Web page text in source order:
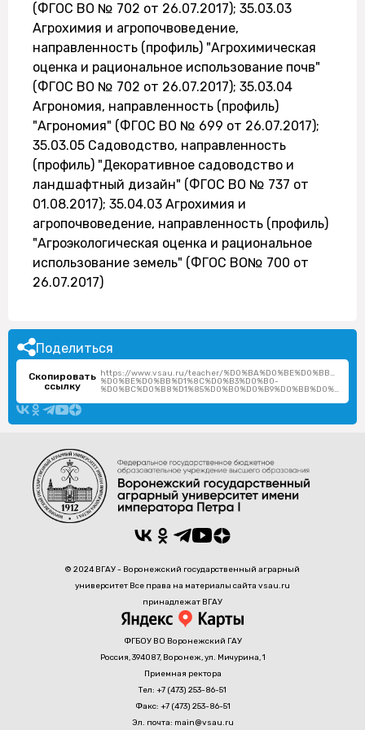
(ФГОС ВО № 702 от 26.07.2017); 35.03.03
Агрохимия и агропочвоведение,
направленность (профиль) "Агрохимическая
оценка и рациональное использование почв"
(ФГОС ВО № 702 от 26.07.2017); 35.03.04
Агрономия, направленность (профиль)
"Агрономия" (ФГОС ВО № 699 от 26.07.2017);
35.03.05 Садоводство, направленность
(профиль) "Декоративное садоводство и
ландшафтный дизайн" (ФГОС ВО № 737 от
01.08.2017); 35.04.03 Агрохимия и
агропочвоведение, направленность (профиль)
"Агроэкологическая оценка и рациональное
использование земель" (ФГОС ВО№ 700 от
26.07.2017)
Поделиться
Скопировать
ссылку
https://www.vsau.ru/teacher/
%D0%BE%D0%BB%D1%8C%D0%B3%D0%B0-
%D0%BC%D0%B8%D1%85%D0%B0%D0%B9%D0%BB%D0%BE%D0%B2%D0%BD%D0%B0/
© 2024 ВГАУ - Воронежский государственный аграрный
университет Все права на материалы сайта vsau.ru
принадлежат ВГАУ
ФГБОУ ВО Воронежский ГАУ
Россия, 394087, Воронеж, ул. Мичурина, 1
Приемная ректора
Тел: +7 (473) 253-86-51
Факс: +7 (473) 253-86-51
Эл. почта: main@vsau.ru